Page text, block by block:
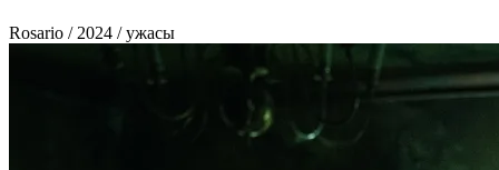
Rosario / 2024 / ужасы